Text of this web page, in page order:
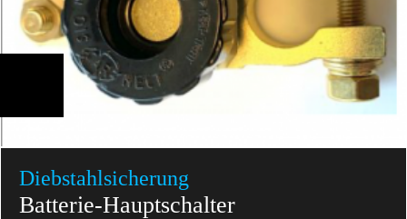
Diebstahl­sicherung
Batterie-Hauptschalter